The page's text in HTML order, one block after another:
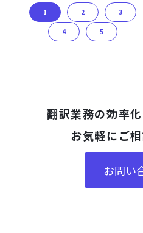
1 2 3
4 5
翻訳業務の効率
お気軽にご
お問い